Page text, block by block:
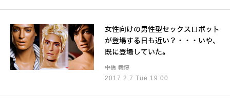
2017.2.7 Tue 19:00
女性向けの男性型セックスロボット
が登場する日も近い？・・・いや、
既に登場していた。
中橋 義博